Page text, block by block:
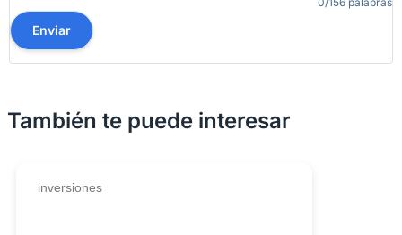
Enviar
También te puede interesar
inversiones